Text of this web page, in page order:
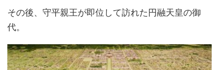
その後、守平親王が即位して訪れた円融天皇の御
代。